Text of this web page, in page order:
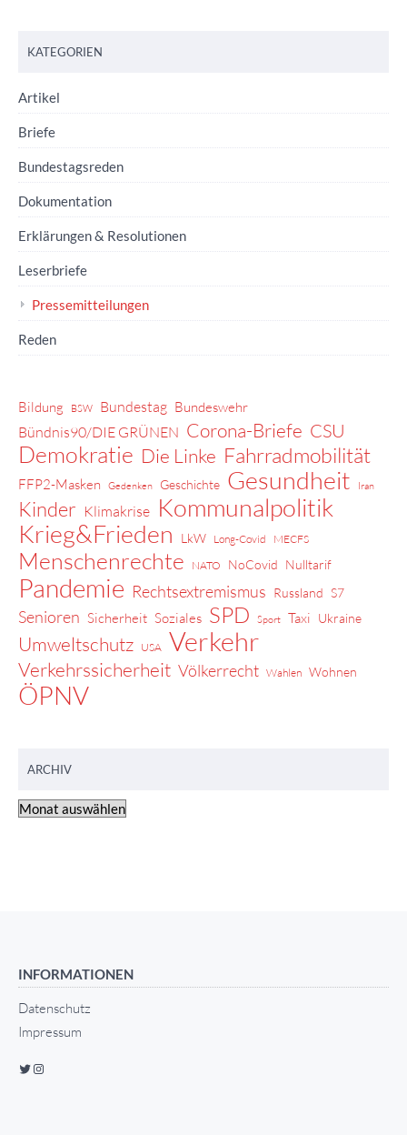
KATEGORIEN
Artikel
Briefe
Bundestagsreden
Dokumentation
Erklärungen & Resolutionen
Leserbriefe
Pressemitteilungen
Reden
Bildung BSW Bundestag Bundeswehr
Bündnis90/DIE GRÜNEN Corona-Briefe CSU
Demokratie Die Linke Fahrradmobilität
FFP2-Masken Gedenken Geschichte Gesundheit Iran
Kinder Klimakrise Kommunalpolitik
Krieg&Frieden
LkW Long-Covid MECFS
Menschenrechte NATO NoCovid Nulltarif
Pandemie Rechtsextremismus Russland S7
Senioren Sicherheit Soziales SPD Sport Taxi Ukraine
Umweltschutz USA Verkehr
Verkehrssicherheit Völkerrecht Wahlen Wohnen
ÖPNV
ARCHIV
INFORMATIONEN
Datenschutz
Impressum